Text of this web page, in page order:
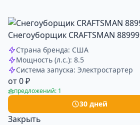
Снегоуборщик CRAFTSMAN 88999
Страна бренда: США
Мощность (л.с.): 8.5
Система запуска: Электростартер
от 0 ₽
предложений: 1
30 дней
Закрыть